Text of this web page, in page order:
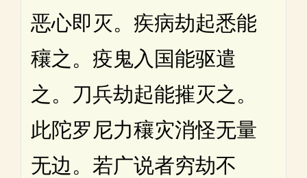
恶心即灭。疾病劫起悉能
穰之。疫鬼入国能驱遣
之。刀兵劫起能摧灭之。
此陀罗尼力穰灾消怪无量
无边。若广说者穷劫不